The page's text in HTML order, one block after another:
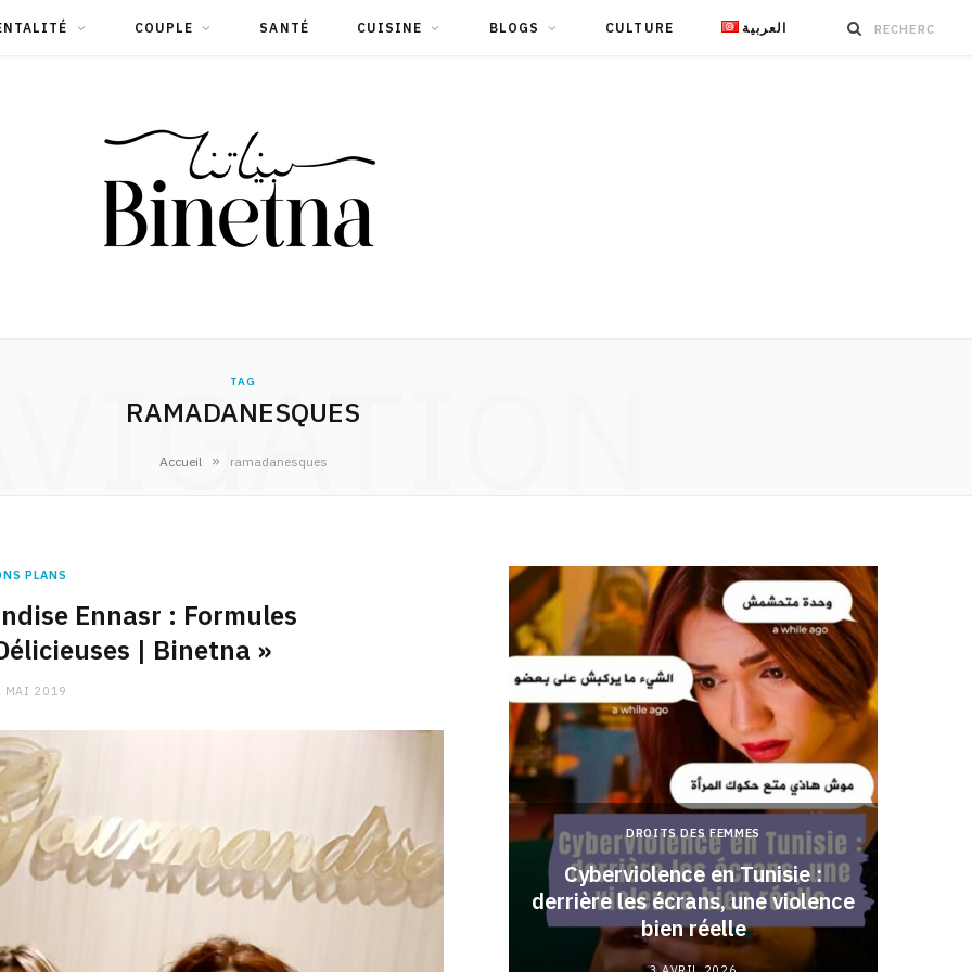
COUPLE SANTÉ CUISINE BLOGS CULTURE العربية
TAG
RAMADANESQUES
Accueil » ramadanesques
PLANS
Ennasr : Formules
| Binetna »
MAI 2019
CHARGE MENTALE
Stress après le travail :
comment relâcher la pression
DROITS DES FEMMES
Cyberviolence en Tunisie :
derrière les écrans, une violence
bien réelle